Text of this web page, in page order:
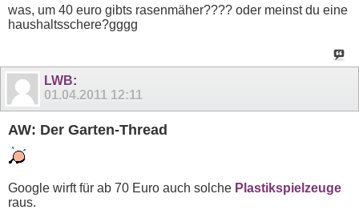
was, um 40 euro gibts rasenmäher???? oder meinst du eine
haushaltsschere?gggg
LWB:
01.04.2011 12:11
AW: Der Garten-Thread
Google wirft für ab 70 Euro auch solche Plastikspielzeuge
raus.